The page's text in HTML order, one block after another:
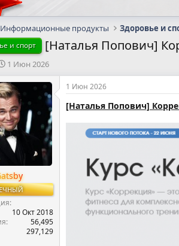
Информационные продукты Здоровье и
и спорт [Наталья Попович]
Д
т
а
н
а
ч
а
л
1 Июн 2026
10 Окт 2018
56,495
297,129
1 Июн 2026
[Наталья Попович]